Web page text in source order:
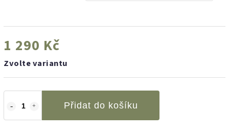
1 290 Kč
Zvolte variantu
Přidat do košíku